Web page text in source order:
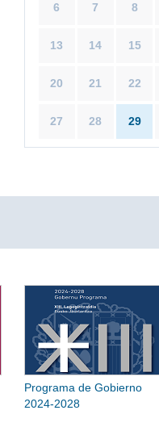
6 7 8
13 14 15
20 21 22
27 28 29
Programa de Gobierno
2024-2028